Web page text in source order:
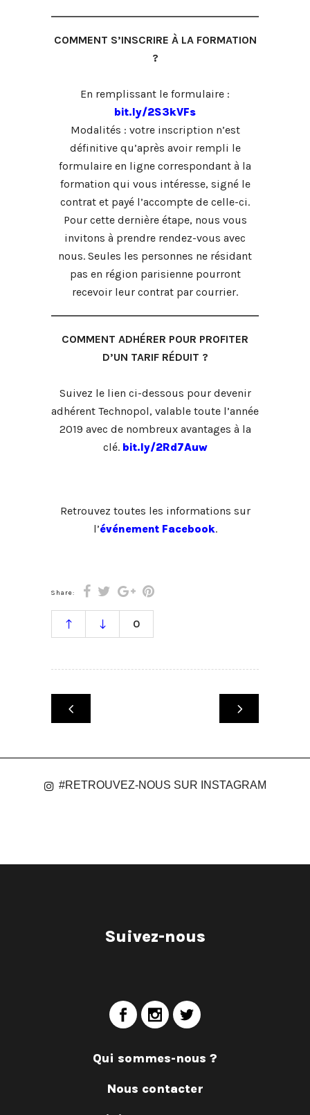
COMMENT S’INSCRIRE À LA FORMATION
?
En remplissant le formulaire :
bit.ly/2S3kVFs
Modalités : votre inscription n’est
définitive qu’après avoir rempli le
formulaire en ligne correspondant à la
formation qui vous intéresse, signé le
contrat et payé l’accompte de celle-ci.
Pour cette dernière étape, nous vous
invitons à prendre rendez-vous avec
nous. Seules les personnes ne résidant
pas en région parisienne pourront
recevoir leur contrat par courrier.
COMMENT ADHÉRER POUR PROFITER
D’UN TARIF RÉDUIT ?
Suivez le lien ci-dessous pour devenir
adhérent Technopol, valable toute l’année
2019 avec de nombreux avantages à la
clé. bit.ly/2Rd7Auw
Retrouvez toutes les informations sur
l’événement Facebook.
Share:
0
#RETROUVEZ-NOUS SUR INSTAGRAM
Suivez-nous
Qui sommes-nous ?
Nous contacter